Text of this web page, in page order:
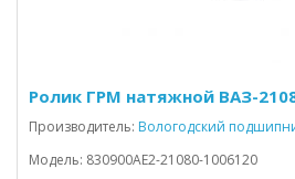
Ролик ГРМ натяжной ВАЗ-
Производитель: Вологодский
Модель: 830900АЕ2-21080-1006120